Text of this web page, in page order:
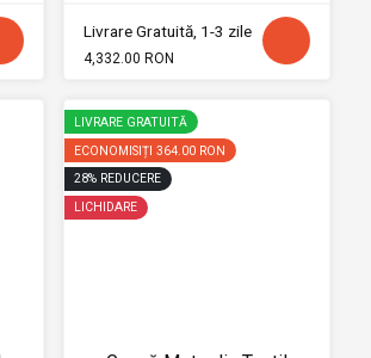
Livrare Gratuită, 1-3 zile
4,332.00 RON
LIVRARE GRATUITĂ
ECONOMISIȚI 364.00 RON
28% REDUCERE
LICHIDARE